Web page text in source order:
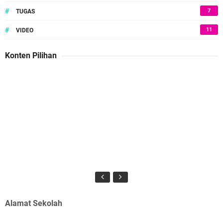
# TUGAS 7
# VIDEO 11
Konten Pilihan
Alamat Sekolah